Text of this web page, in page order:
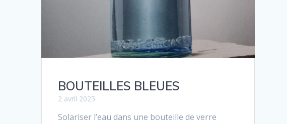
BOUTEILLES BLEUES
2 avril 2025
Solariser l’eau dans une bouteille de verre